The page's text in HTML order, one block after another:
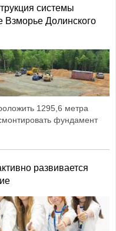
системы
Взморье Долинского
1295,6 метра
фундамент
развивается